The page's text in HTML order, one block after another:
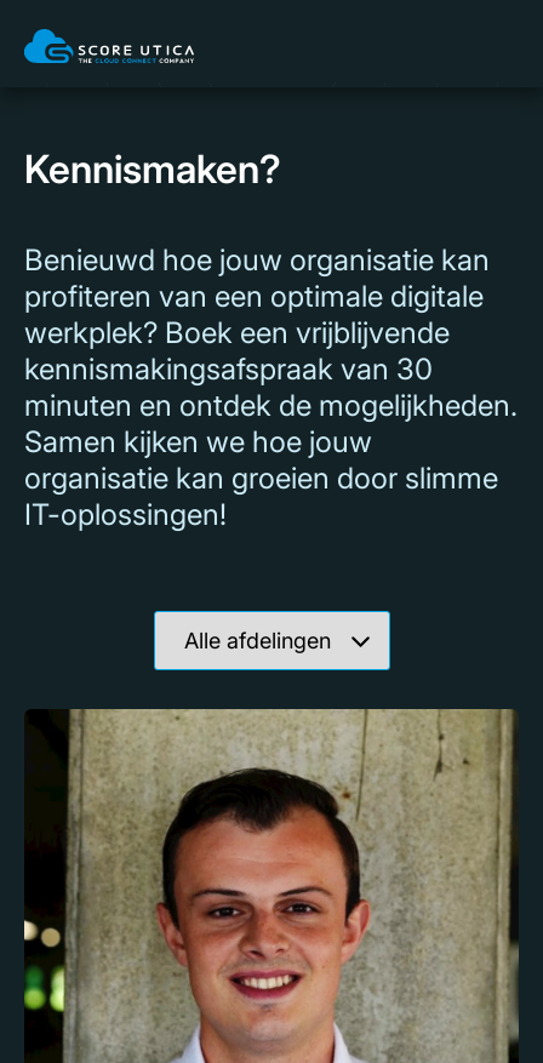
Kennismaken?
Benieuwd hoe jouw organisatie kan
profiteren van een optimale digitale
werkplek? Boek een vrijblijvende
kennismakingsafspraak van 30
minuten en ontdek de mogelijkheden.
Samen kijken we hoe jouw
organisatie kan groeien door slimme
IT-oplossingen!